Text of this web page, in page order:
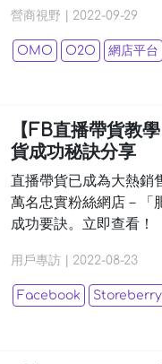
營商視野 2022-09-29
OMO O2O 網店平台
【FB直播帶貨教
貨成功秘訣分享
直播帶貨已成為大熱銷
萬名忠實粉絲網店－
成功要訣。立即查看！
用戶專訪| 2022-08-23
Facebook Storeberry